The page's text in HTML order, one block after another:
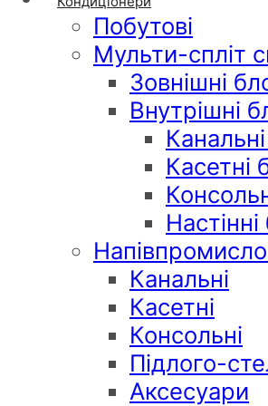
Побутові
Мульти-спліт
Зовнішні
Внутрішні
Касетні
Канальні
Касетні
Консольні
Підлого-
Аксесуари